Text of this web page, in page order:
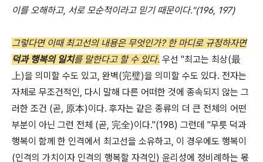
이를 오해하고, 서로 모순적이라고 믿기 때문이다."(196, 197)
그렇다면 이때 최고선의 내용은 무엇인가? 한 마디로 규정하자면
덕과 행복의 일치를 말한다고 할 수 있다. 우선 "최고는 최상(最
上)을 의미할 수도 있고, 완벽(完璧)을 의미할 수도 있다. 전자는
자체로 무조건적인, 다시 말해 다른 어떠한 것에 종속되지 않는 그
러한 조건 (곧, 原本)이다. 후자는 같은 종류의 더 큰 전체의 어떤
부분이 아닌 그런 전체 (곧, 完全)이다."(198) 그런데 "무릇 덕과
행복이 함께 한 인격에서 최고선을 소유하고, 이 경우에도 행복이
(인격의 가치이자 인격의 행복할 자격인) 윤리성에 정비례하는 몫